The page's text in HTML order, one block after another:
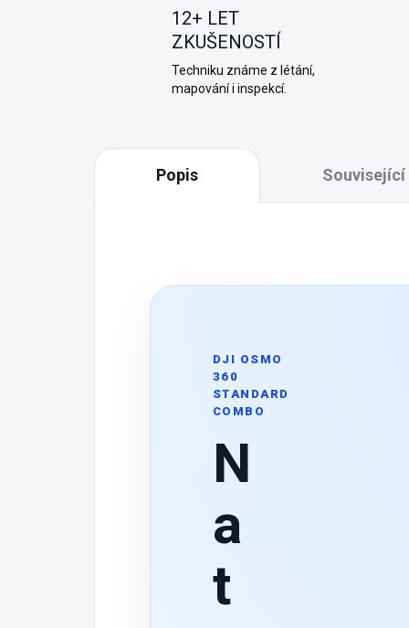
12+ LET
ZKUŠENOSTÍ
Techniku známe z létání,
mapování i inspekcí.
Popis Související
DJI OSMO
360
STANDARD
COMBO
N
a
t